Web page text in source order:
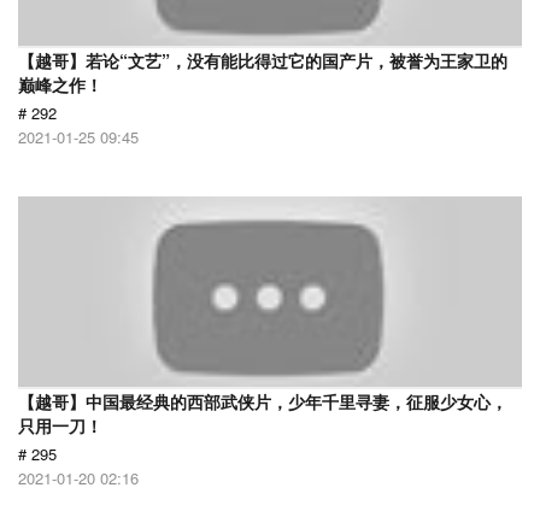
【越哥】若论“文艺”，没有能比得过它的国产片，被誉为王家卫的
巅峰之作！
# 292
2021-01-25 09:45
【越哥】中国最经典的西部武侠片，少年千里寻妻，征服少女心，
只用一刀！
# 295
2021-01-20 02:16